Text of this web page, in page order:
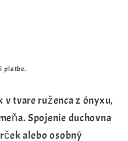
platbe.
v tvare ruženca z ónyxu,
Spojenie duchovna
alebo osobný